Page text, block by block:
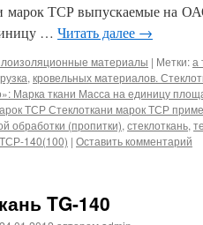
марок ТСР выпускаемые на
… Читать далее →
материалы | Метки:а
, кровельных материалов.
Марка ткани Масса на единицу
ТСР Стеклоткани марок ТСР
обработки (пропитки), стеклоткань,
ТСР-140(100) | Оставить комментарий
TG-140